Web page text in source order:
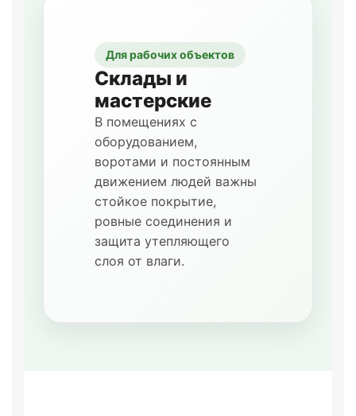
Для рабочих объектов
Склады и
мастерские
В помещениях с
оборудованием,
воротами и постоянным
движением людей важны
стойкое покрытие,
ровные соединения и
защита утепляющего
слоя от влаги.